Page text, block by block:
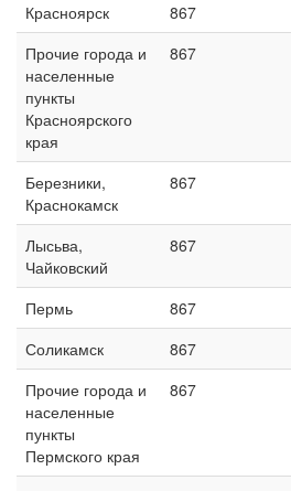
Красноярск 867
Прочие города и
населенные
пункты
Красноярского
края
867
Березники,
Краснокамск
867
Лысьва,
Чайковский
867
Пермь 867
Соликамск
867
Прочие города и
населенные
пункты
Пермского края
867